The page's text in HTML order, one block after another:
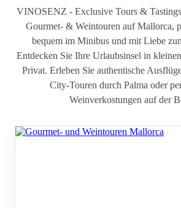
VINOSENZ - Exclusive Tours &
Gourmet- & Weintouren auf Mallorca,
bequem im Minibus und mit Liebe
Entdecken Sie Ihre Urlaubsinsel in
Privat. Erleben Sie authentische
City-Touren durch Palma oder
Weinverkostungen auf der